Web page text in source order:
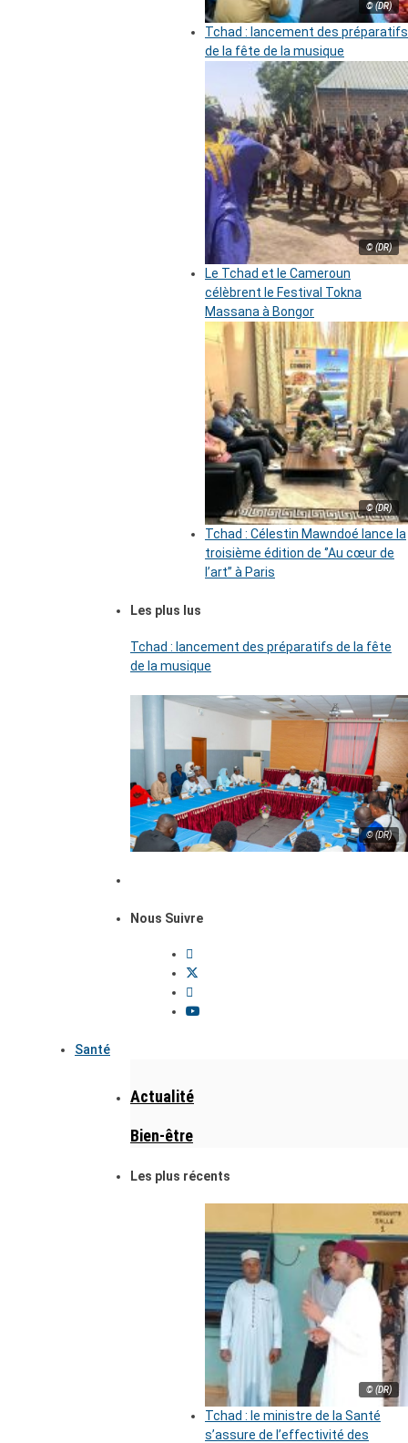
© (DR)
Tchad : lancement des préparatifs
de la fête de la musique
© (DR)
Le Tchad et le Cameroun
célèbrent le Festival Tokna
Massana à Bongor
© (DR)
Tchad : Célestin Mawndoé lance la
troisième édition de ‘’Au cœur de
l’art’’ à Paris
Les plus lus
Tchad : lancement des préparatifs de la fête
de la musique
© (DR)
Nous Suivre
Santé
Actualité
Bien-être
Les plus récents
© (DR)
Tchad : le ministre de la Santé
s’assure de l’effectivité des